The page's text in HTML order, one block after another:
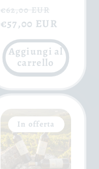
Prezzo
di
listino
€62,00 EUR
€57,00 EUR
Aggiungi al
carrello
In offerta